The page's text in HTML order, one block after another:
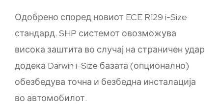
Одобрено според новиот ECE R129 i-Size
стандард. SHP системот овозможува
висока заштита во случај на страничен удар
додека Darwin i-Size базата (опционално)
обезбедува точна и безбедна инсталација
во автомобилот.